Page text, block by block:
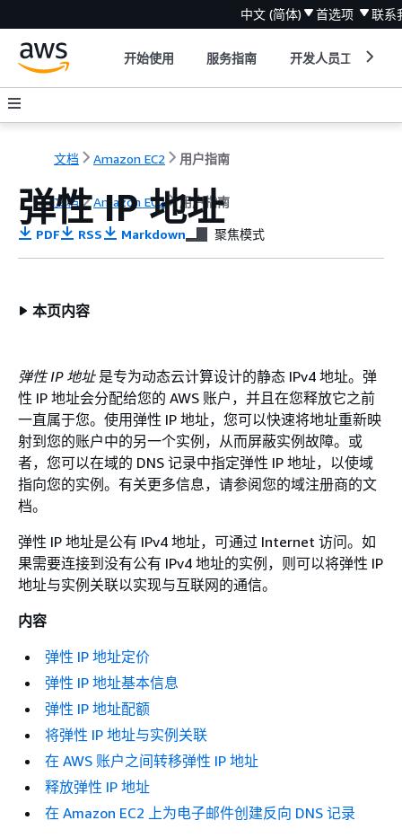
中文 (简体) 首选项 联系
开始使用 服务指南 开发人员工具
文档 Amazon EC2 用户指南
文档 Amazon EC2 用户指南
弹性 IP 地址
PDF RSS Markdown 聚焦模式
本页内容
弹性 IP 地址是专为动态云计算设计的静态 IPv4 地址。弹
性 IP 地址会分配给您的 AWS 账户，并且在您释放它之前
一直属于您。使用弹性 IP 地址，您可以快速将地址重新映
射到您的账户中的另一个实例，从而屏蔽实例故障。或
者，您可以在域的 DNS 记录中指定弹性 IP 地址，以使域
指向您的实例。有关更多信息，请参阅您的域注册商的文
档。
弹性 IP 地址是公有 IPv4 地址，可通过 Internet 访问。如
果需要连接到没有公有 IPv4 地址的实例，则可以将弹性 IP
地址与实例关联以实现与互联网的通信。
内容
弹性 IP 地址定价
弹性 IP 地址基本信息
弹性 IP 地址配额
将弹性 IP 地址与实例关联
在 AWS 账户之间转移弹性 IP 地址
释放弹性 IP 地址
在 Amazon EC2 上为电子邮件创建反向 DNS 记录